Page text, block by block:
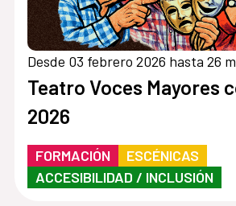
Desde 03 febrero 2026 hasta 26
Teatro Voces Mayores
2026
FORMACIÓN
ESCÉNICAS
ACCESIBILIDAD / INCLUSIÓN